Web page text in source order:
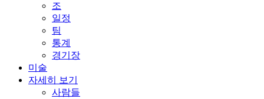
조
일정
팀
통계
경기장
미술
자세히 보기
사람들